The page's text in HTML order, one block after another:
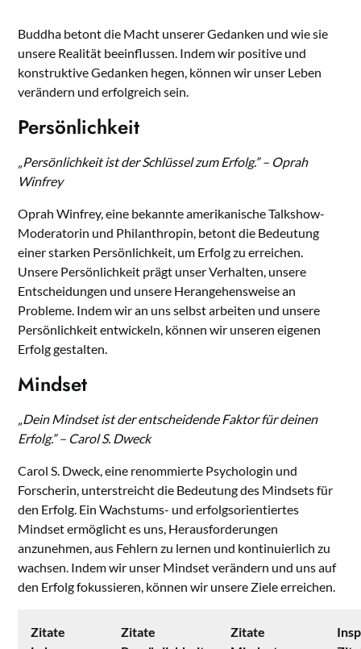
Buddha betont die Macht unserer Gedanken und wie sie
unsere Realität beeinflussen. Indem wir positive und
konstruktive Gedanken hegen, können wir unser Leben
verändern und erfolgreich sein.
Persönlichkeit
„Persönlichkeit ist der Schlüssel zum Erfolg.” – Oprah
Winfrey
Oprah Winfrey, eine bekannte amerikanische Talkshow-
Moderatorin und Philanthropin, betont die Bedeutung
einer starken Persönlichkeit, um Erfolg zu erreichen.
Unsere Persönlichkeit prägt unser Verhalten, unsere
Entscheidungen und unsere Herangehensweise an
Probleme. Indem wir an uns selbst arbeiten und unsere
Persönlichkeit entwickeln, können wir unseren eigenen
Erfolg gestalten.
Mindset
„Dein Mindset ist der entscheidende Faktor für deinen
Erfolg.” – Carol S. Dweck
Carol S. Dweck, eine renommierte Psychologin und
Forscherin, unterstreicht die Bedeutung des Mindsets für
den Erfolg. Ein Wachstums- und erfolgsorientiertes
Mindset ermöglicht es uns, Herausforderungen
anzunehmen, aus Fehlern zu lernen und kontinuierlich zu
wachsen. Indem wir unser Mindset verändern und uns auf
den Erfolg fokussieren, können wir unsere Ziele erreichen.
Zitate
Zitate
Zitate